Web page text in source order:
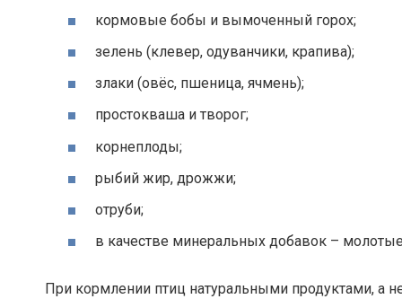
кормовые бобы и вымоченный горох;
зелень (клевер, одуванчики, крапива);
злаки (овёс, пшеница, ячмень);
простокваша и творог;
корнеплоды;
рыбий жир, дрожжи;
отруби;
в качестве минеральных добавок –
При кормлении птиц натуральными продуктами, а